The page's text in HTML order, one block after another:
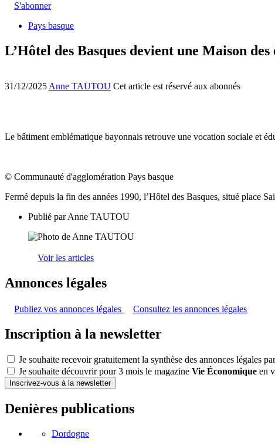
S'abonner
Pays basque
L’Hôtel des Basques devient une Maison
31/12/2025 Anne TAUTOU Cet article est réservé aux abonnés
Le bâtiment emblématique bayonnais retrouve une vocation sociale et
© Communauté d'agglomération Pays basque
Fermé depuis la fin des années 1990, l’Hôtel des Basques, situé place
Publié parAnne TAUTOU
Voir les articles
Annonces légales
Publiez vos annonces légales Consultez les annonces légales
Inscription à la newsletter
Je souhaite recevoir gratuitement la synthèse des annonces légales
Je souhaite découvrir pour 3 mois le magazine Vie Économique en
Inscrivez-vous à la newsletter
Denières publications
Dordogne